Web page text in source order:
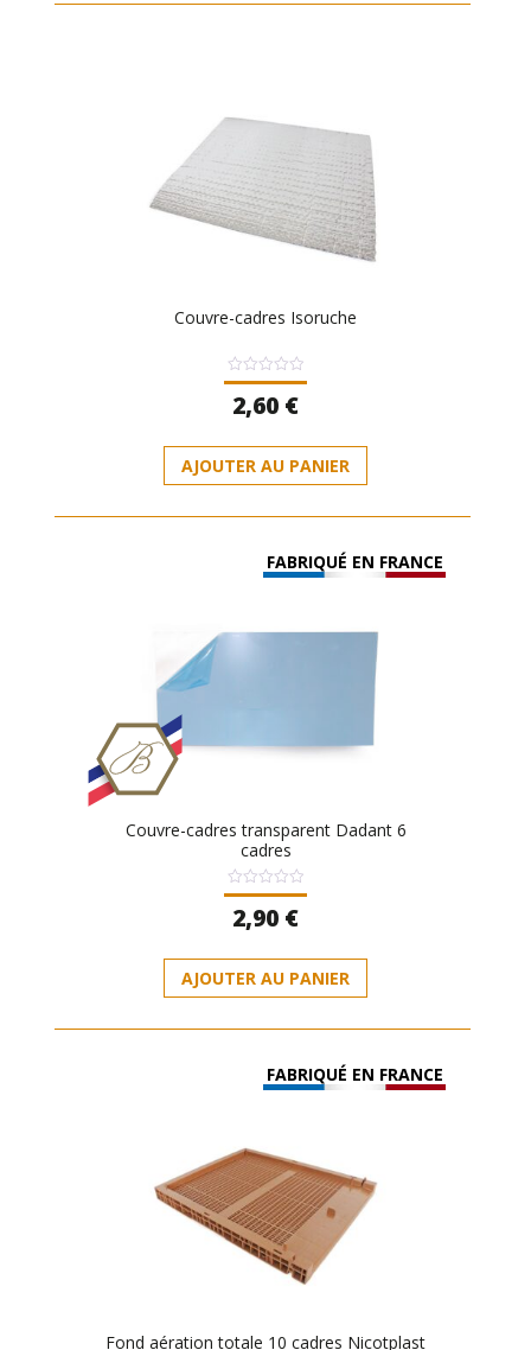
Couvre-cadres Isoruche
Note
0
sur
2,60 €
AJOUTER AU PANIER
FABRIQUÉ EN FRANCE
Couvre-cadres transparent Dadant 6
cadres
Note
0
sur
2,90 €
AJOUTER AU PANIER
FABRIQUÉ EN FRANCE
Fond aération totale 10 cadres Nicotplast